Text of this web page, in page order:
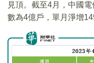
見頂。截至4月，中國電
數為4億戶，單月淨增